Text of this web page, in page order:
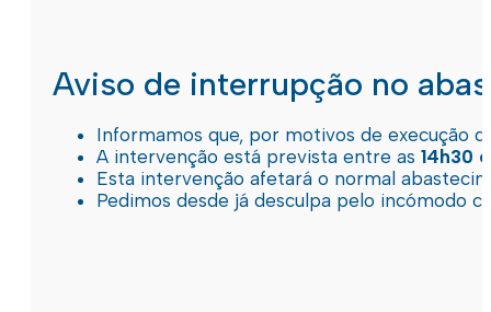
Aviso de interrupção no
Informamos que, por motivos de execução
A intervenção está prevista entre as 14h30
Esta intervenção afetará o normal
Pedimos desde já desculpa pelo incómodo